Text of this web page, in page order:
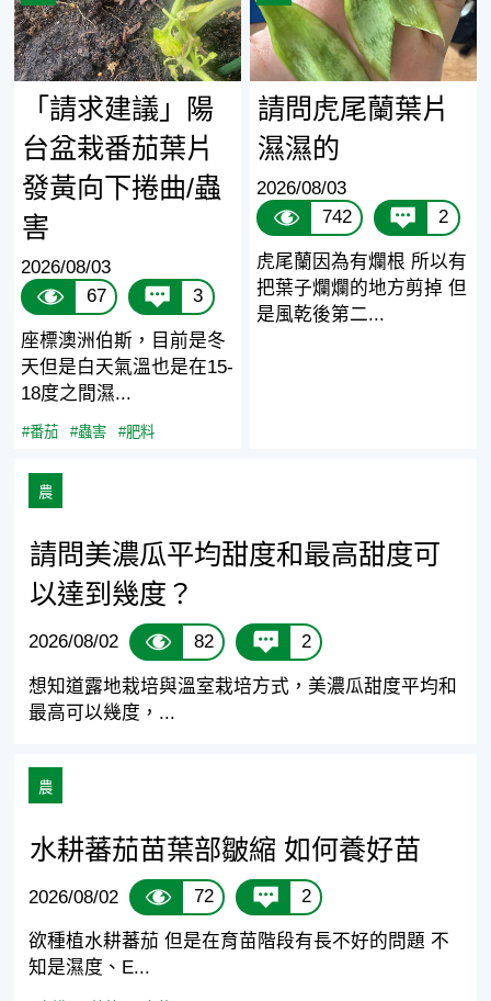
「請求建議」陽
台盆栽番茄葉片
發黃向下捲曲/蟲
害
2026/08/03
67
3
座標澳洲伯斯，目前是冬
天但是白天氣溫也是在15-
18度之間濕...
#番茄 #蟲害 #肥料
請問虎尾蘭葉片
濕濕的
2026/08/03
742
2
虎尾蘭因為有爛根 所以有
把葉子爛爛的地方剪掉 但
是風乾後第二...
農
請問美濃瓜平均甜度和最高甜度可
以達到幾度？
2026/08/02 82 2
想知道露地栽培與溫室栽培方式，美濃瓜甜度平均和
最高可以幾度，...
農
水耕蕃茄苗葉部皺縮 如何養好苗
2026/08/02 72 2
欲種植水耕蕃茄 但是在育苗階段有長不好的問題 不
知是濕度、E...